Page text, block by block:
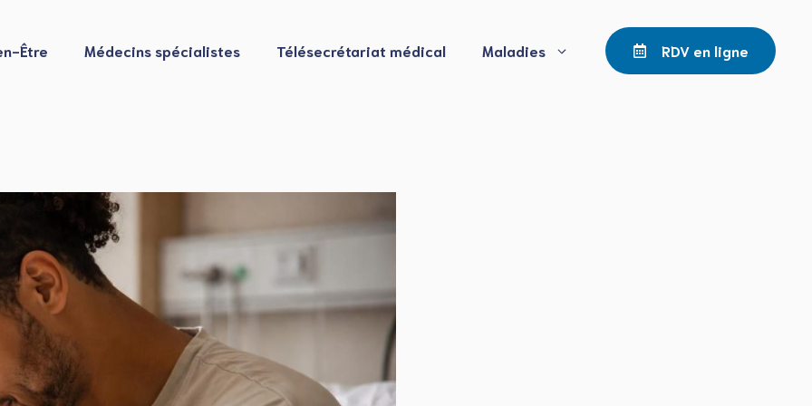
Être Médecins spécialistes Télésecrétariat médical Maladies RDV en ligne